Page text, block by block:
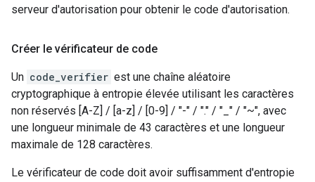
serveur d'autorisation pour obtenir le code d'autorisation.
Créer le vérificateur de code
Un code_verifier est une chaîne aléatoire
cryptographique à entropie élevée utilisant les caractères
non réservés [A-Z] / [a-z] / [0-9] / "-" / "." / "_" / "~", avec
une longueur minimale de 43 caractères et une longueur
maximale de 128 caractères.
Le vérificateur de code doit avoir suffisamment d'entropie